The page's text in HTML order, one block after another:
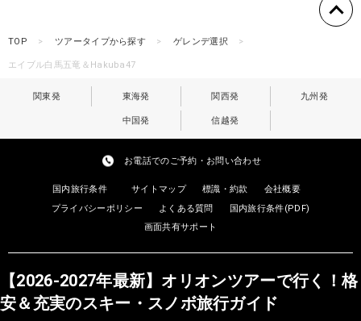
TOP ツアータイプから探す ゲレンデ選択
エイブル白馬五竜＆Hakuba47
関東発 東海発 関西発 九州発
中国発 信越発
お電話でのご予約・お問い合わせ
国内旅行条件 サイトマップ 標識・約款
会社概要
プライバシーポリシー
よくある質問
国内旅行条件(PDF)
画面共有サポート
【2026-2027年最新】オリオンツアーで行く！格
安＆充実のスキー・スノボ旅行ガイド